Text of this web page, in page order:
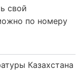
свой
по номеру
Казахстана